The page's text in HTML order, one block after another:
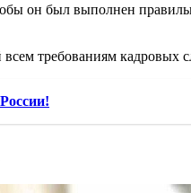
он был выполнен
требованиям кадровых